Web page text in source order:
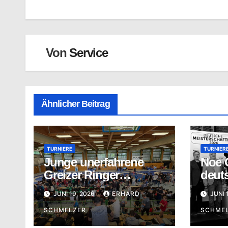
VonService
Ähnlicher Beitrag
TURNIERE
Junge unerfahrene
Greizer Ringer
überraschen mit guten
Ergebnissen
JUNI 19, 2026 ERHARD
SCHMELZER
Noe
JUNI